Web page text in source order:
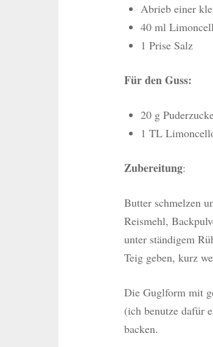
Abrieb einer
40 ml
1 Prise Salz
Für den Guss:
20 g
1 TL
Zubereitung:
Butter schmelzen
Reismehl,
unter ständigem
Teig geben, kurz
Die Guglform mit
(ich benutze dafür
backen.